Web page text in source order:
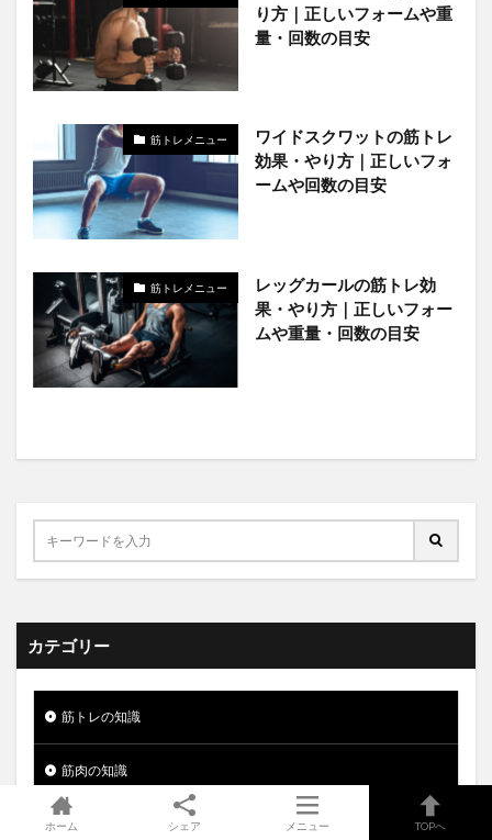
り方｜正しいフォームや重
量・回数の目安
筋トレメニュー
ワイドスクワットの筋トレ
効果・やり方｜正しいフォ
ームや回数の目安
筋トレメニュー
レッグカールの筋トレ効
果・やり方｜正しいフォー
ムや重量・回数の目安
カテゴリー
筋トレの知識
筋肉の知識
筋トレメニュー
ホーム シェア メニュー TOPへ